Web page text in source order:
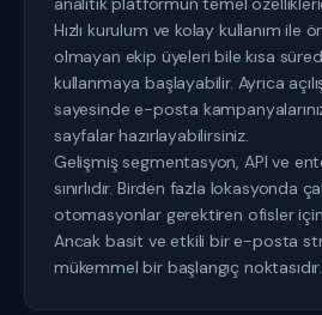
Hızlı kurulum ve kolay kullanım ile
olmayan ekip üyeleri bile kısa
kullanmaya başlayabilir. Ayrıca
sayesinde e-posta
sayfalar hazırlayabilirsiniz.
Gelişmiş segmentasyon, API ve
sınırlıdır. Birden fazla lokasyonda
otomasyonlar gerektiren ofisler
Ancak basit ve etkili bir e-posta
mükemmel bir başlangıç noktasıdır.